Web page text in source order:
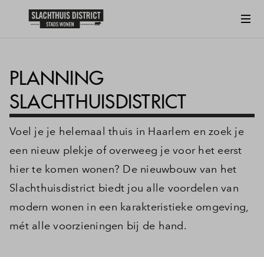
PLANNING
SLACHTHUISDISTRICT
Voel je je helemaal thuis in Haarlem en zoek je
een nieuw plekje of overweeg je voor het eerst
hier te komen wonen? De nieuwbouw van het
Slachthuisdistrict biedt jou alle voordelen van
modern wonen in een karakteristieke omgeving,
mét alle voorzieningen bij de hand.